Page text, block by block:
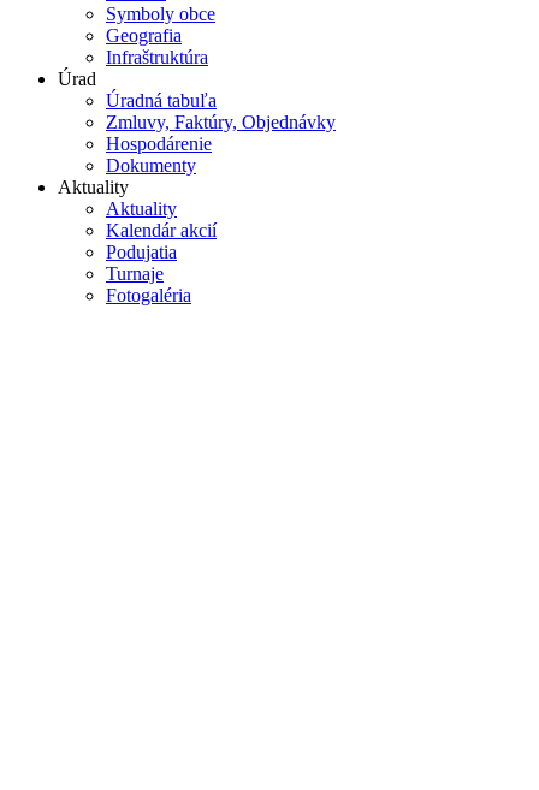
Symboly obce
Geografia
Infraštruktúra
Úrad
Úradná tabuľa
Zmluvy, Faktúry, Objednávky
Hospodárenie
Dokumenty
Aktuality
Aktuality
Kalendár akcií
Podujatia
Turnaje
Fotogaléria